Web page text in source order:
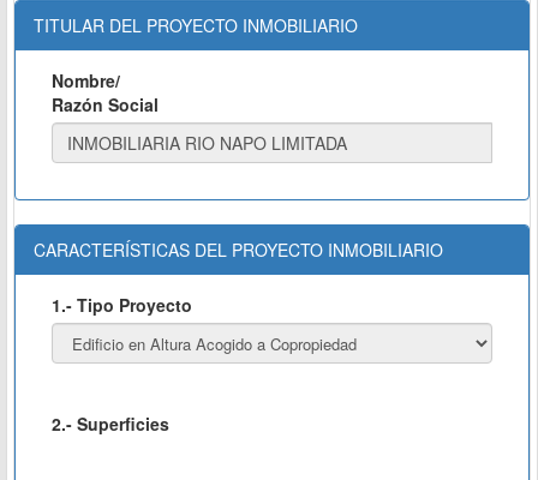
TITULAR DEL PROYECTO INMOBILIARIO
Nombre/
Razón Social
CARACTERÍSTICAS DEL PROYECTO INMOBILIARIO
1.- Tipo Proyecto
2.- Superficies